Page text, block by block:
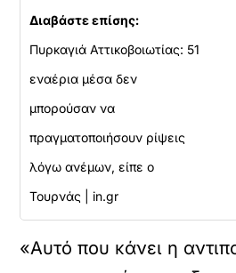
Διαβάστε επίσης:
Πυρκαγιά Αττικοβοιωτίας: 51
εναέρια μέσα δεν
μπορούσαν να
πραγματοποιήσουν ρίψεις
λόγω ανέμων, είπε ο
Τουρνάς | in.gr
«Αυτό που κάνει η